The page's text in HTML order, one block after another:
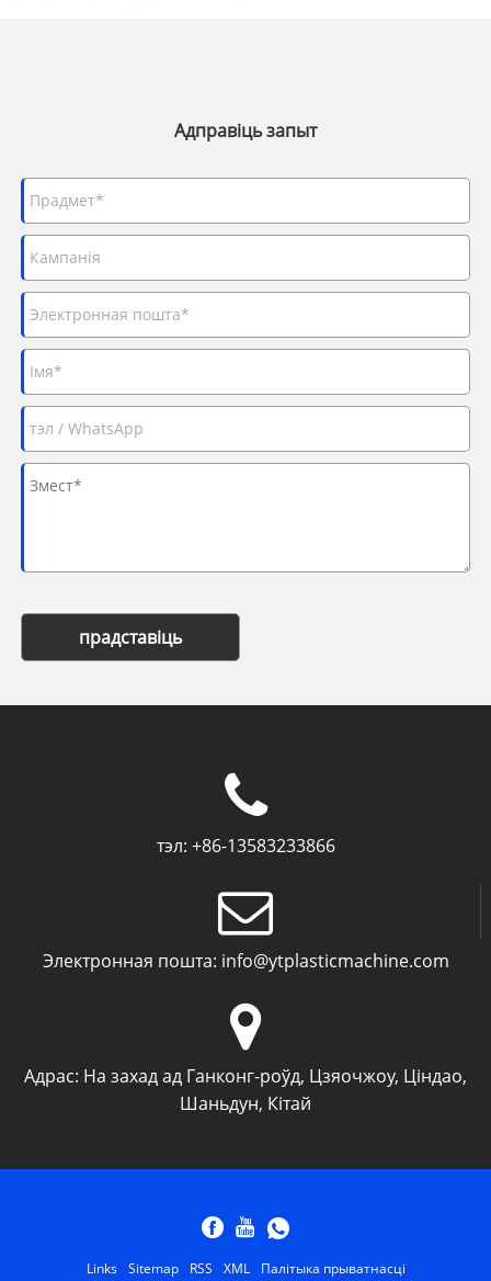
Адправіць запыт
прадставіць
тэл: +86-13583233866
Электронная пошта: info@ytplasticmachine.com
Адрас: На захад ад Ганконг-роўд, Цзяочжоу, Ціндао,
Шаньдун, Кітай
Links Sitemap RSS XML Палітыка прыватнасці